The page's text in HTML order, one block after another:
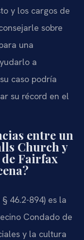
y los cargos de
sobre
una
a
caso podría
su récord en el
entre un
Church y
Fairfax
46.2-894) es la
Condado de
y la cultura